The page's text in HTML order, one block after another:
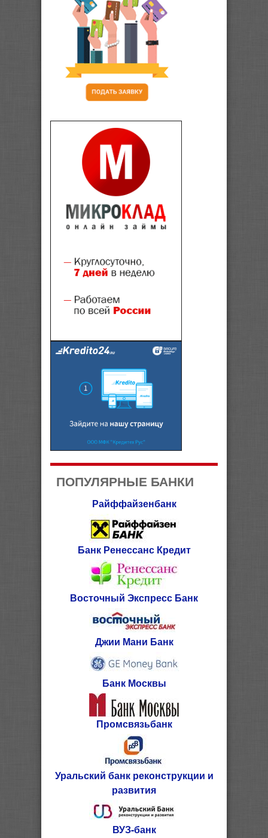
ПОПУЛЯРНЫЕ БАНКИ
Райффайзенбанк
Банк Ренессанс Кредит
Восточный Экспресс Банк
Джии Мани Банк
Банк Москвы
Промсвязьбанк
Уральский банк реконструкции и
развития
ВУЗ-банк